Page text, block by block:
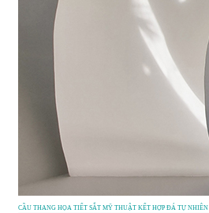
CẦU THANG HỌA TIẾT SẮT MỸ THUẬT KẾT HỢP ĐÁ TỰ NHIÊN